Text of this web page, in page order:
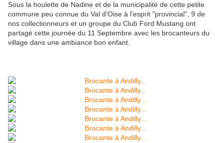
Sous la houlette de Nadine et de la municipalité de cette petite
commune peu connue du Val d'Oise à l'esprit "provincial", 9 de
nos collectionneurs et un groupe du Club Ford Mustang ont
partagé cette journée du 11 Septembre avec les brocanteurs du
village dans une ambiance bon enfant.